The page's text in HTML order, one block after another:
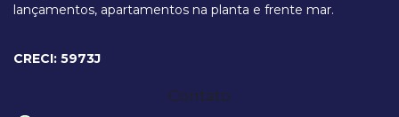
lançamentos, apartamentos na planta e frente mar.
CRECI: 5973J
Contato